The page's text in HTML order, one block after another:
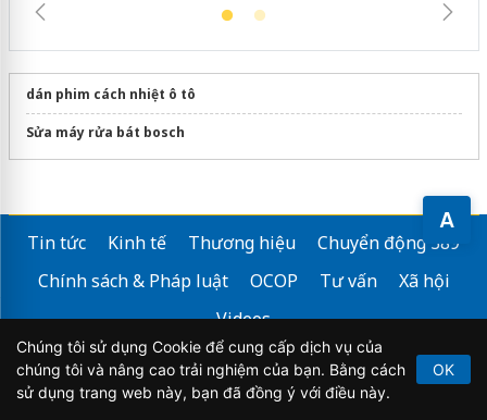
A
dán phim cách nhiệt ô tô
Sửa máy rửa bát bosch
Tin tức Kinh tế Thương hiệu
Chuyển động 389
Chính sách & Pháp luật
OCOP Tư vấn
Xã hội
Videos
Chúng tôi sử dụng Cookie để cung cấp dịch vụ của
chúng tôi và nâng cao trải nghiệm của bạn. Bằng cách
sử dụng trang web này, bạn đã đồng ý với điều này.
OK